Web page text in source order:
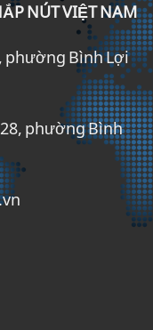
NÚT VIỆT NAM
phường Bình Lợi
phường Bình